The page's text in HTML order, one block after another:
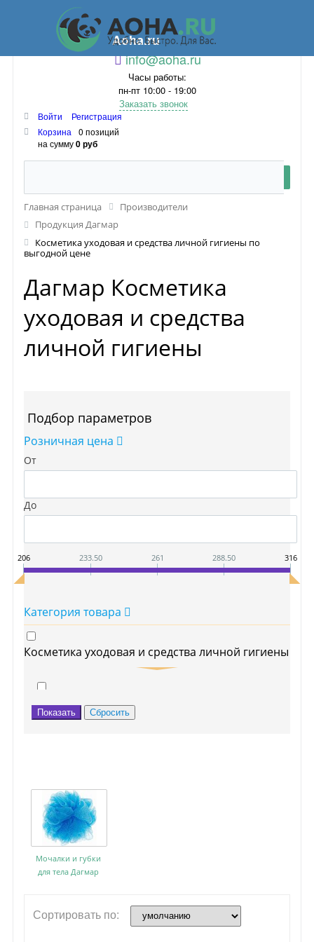
Aoha.ru
info@aoha.ru
Часы работы:
пн-пт 10:00 - 19:00
Заказать звонок
Войти
Регистрация
Корзина
0 позиций
на сумму0 руб
Главная страница
Производители
Продукция Дагмар
Косметика уходовая и средства личной гигиены по
выгодной цене
Дагмар Косметика
уходовая и средства
личной гигиены
Подбор параметров
Розничная цена
От
До
206 233.50 261 288.50 316
Категория товара
Косметика уходовая и средства личной гигиены
Мочалки и губки для тела
Мочалки и губки
для тела Дагмар
Сортировать по: